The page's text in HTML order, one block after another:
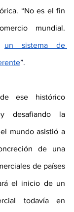
“No es el fin
mundial.
un sistema de
”.
ese histórico
desafiando la
mundo asistió a
de una
de países
el inicio de un
todavía en